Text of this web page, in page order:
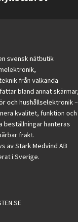
– trygghet för
on-fäste för
koppling (beroende
rengöring än
och emalj
svensk nätbutik
från välkända
bland annat skärmar,
och hushållselektronik –
kvalitet, funktion och
beställningar hanteras
frakt.
av Stark Medvind AB
i Sverige.